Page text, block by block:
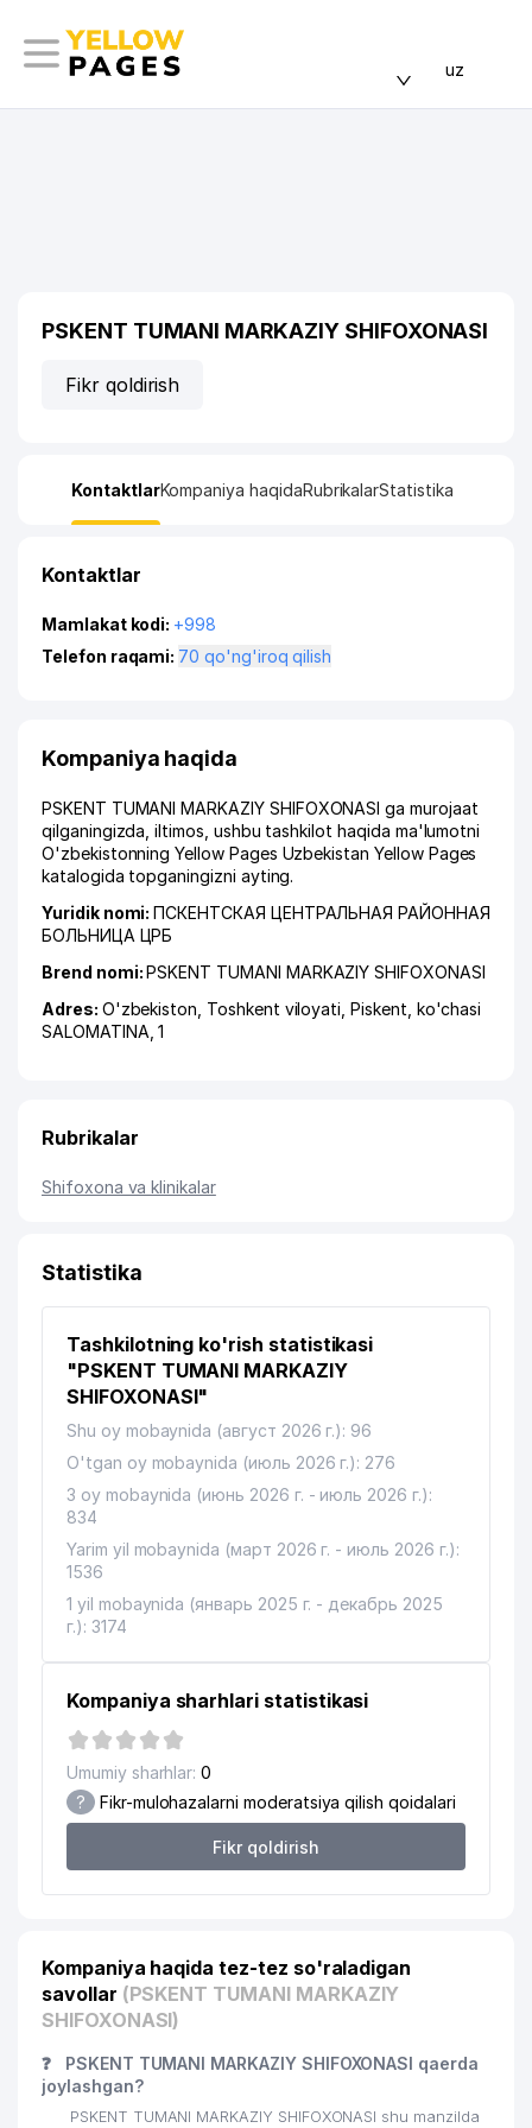
uz
PSKENT TUMANI MARKAZIY SHIFOXONASI
Fikr qoldirish
KontaktlarKompaniya haqidaRubrikalarStatistika
Kontaktlar
Mamlakat kodi: +998
Telefon raqami:
70 qo'ng'iroq qilish
Kompaniya haqida
PSKENT TUMANI MARKAZIY SHIFOXONASI ga murojaat
qilganingizda, iltimos, ushbu tashkilot haqida ma'lumotni
O'zbekistonning Yellow Pages Uzbekistan Yellow Pages
katalogida topganingizni ayting.
Yuridik nomi:ПСКЕНТСКАЯ ЦЕНТРАЛЬНАЯ РАЙОННАЯ
БОЛЬНИЦА ЦРБ
Brend nomi:PSKENT TUMANI MARKAZIY SHIFOXONASI
Adres: O'zbekiston, Toshkent viloyati ,Piskent ko'chasi
SALOMATINA , 1
Rubrikalar
Shifoxona va klinikalar
Statistika
Tashkilotning ko'rish statistikasi
"PSKENT TUMANI MARKAZIY
SHIFOXONASI"
Shu oy mobaynida (август 2026 г.): 96
O'tgan oy mobaynida (июль 2026 г.): 276
3 oy mobaynida (июнь 2026 г. - июль 2026 г.):
834
Yarim yil mobaynida (март 2026 г. - июль 2026 г.):
1536
1 yil mobaynida (январь 2025 г. - декабрь 2025
г.): 3174
Kompaniya sharhlari statistikasi
Umumiy sharhlar: 0
? Fikr-mulohazalarni moderatsiya qilish qoidalari
Fikr qoldirish
Kompaniya haqida tez-tez so'raladigan
savollar (PSKENT TUMANI MARKAZIY
SHIFOXONASI)
❓
PSKENT TUMANI MARKAZIY SHIFOXONASI qaerda
joylashgan?
PSKENT TUMANI MARKAZIY SHIFOXONASI shu manzilda